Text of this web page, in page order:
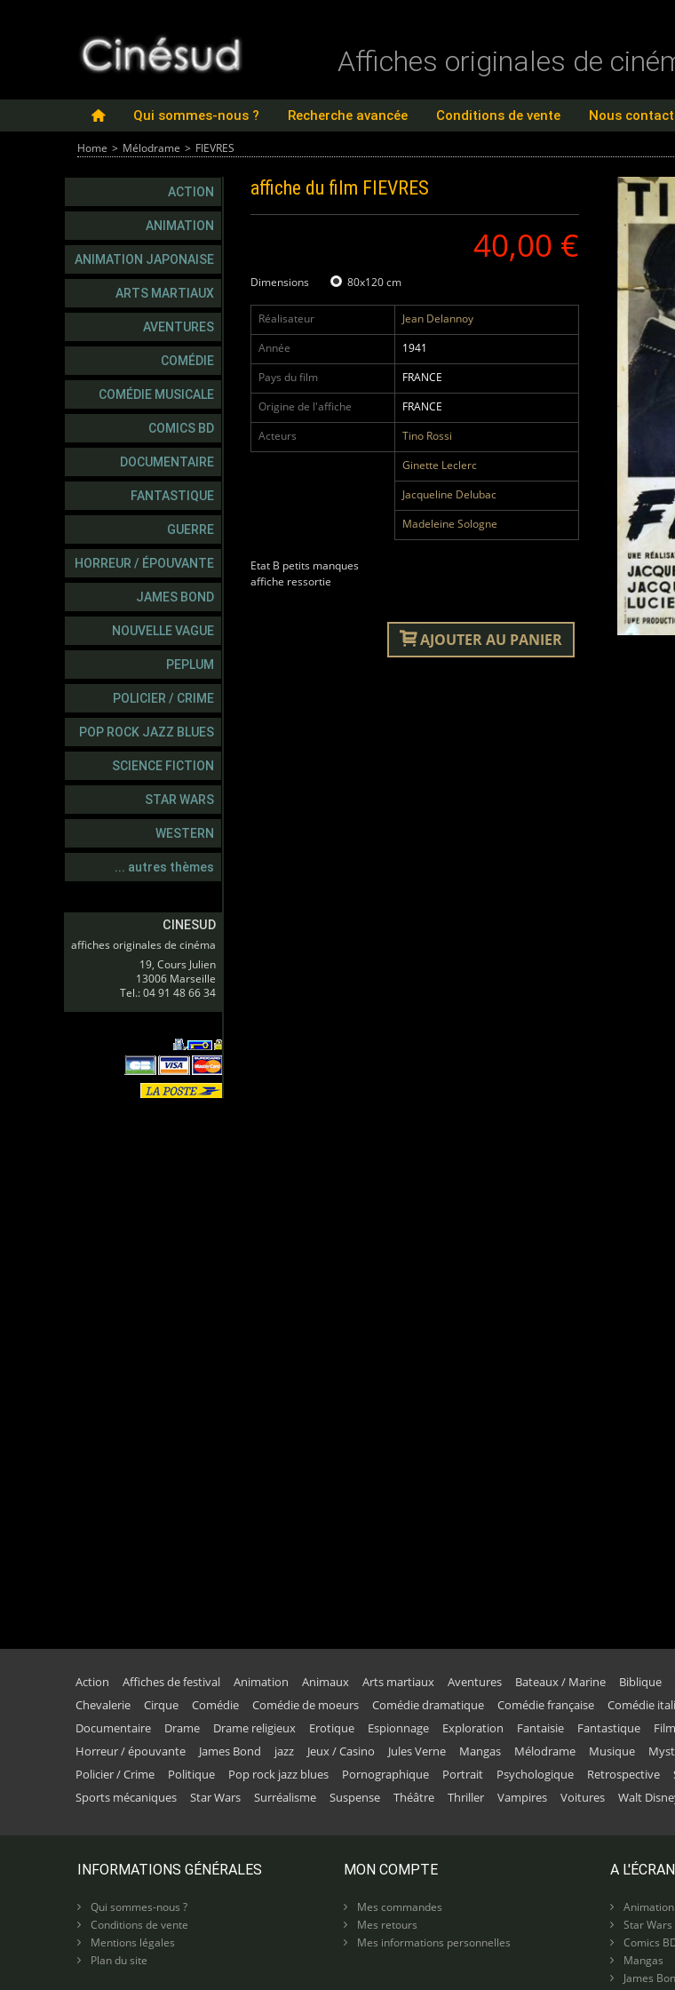
Affiches originales de
Qui sommes-nous ? Recherche avancée Conditions de vente Nous
Home > Mélodrame > FIEVRES
ACTION
ANIMATION
ANIMATION JAPONAISE
ARTS MARTIAUX
AVENTURES
COMÉDIE
COMÉDIE MUSICALE
COMICS BD
DOCUMENTAIRE
FANTASTIQUE
GUERRE
HORREUR / ÉPOUVANTE
JAMES BOND
NOUVELLE VAGUE
PEPLUM
POLICIER / CRIME
POP ROCK JAZZ BLUES
SCIENCE FICTION
STAR WARS
WESTERN
... autres thèmes
CINESUD
affiches originales de cinéma
19, Cours Julien
13006 Marseille
Tel.: 04 91 48 66 34
affiche du film FIEVRES
40,00 €
Dimensions 80x120 cm
Réalisateur
Jean Delannoy
Année
1941
Pays du film
FRANCE
Origine de l'affiche
FRANCE
Acteurs
Tino Rossi
Ginette Leclerc
Jacqueline Delubac
Madeleine Sologne
Etat B petits manques
affiche ressortie
AJOUTER AU PANIER
Action Affiches de festival Animation Animaux Arts martiaux Aventures Bateaux / Marine Biblique
Chevalerie
Cirque Comédie Comédie de moeurs Comédie dramatique Comédie française Comédie
Documentaire
Drame Drame religieux Erotique Espionnage Exploration Fantaisie Fantastique
Horreur / épouvante
James Bond jazz Jeux / Casino Jules Verne Mangas Mélodrame Musique
Policier / Crime
Politique Pop rock jazz blues Pornographique Portrait Psychologique Retrospective
Sports mécaniques
Star Wars Surréalisme Suspense Théâtre Thriller Vampires Voitures Walt
INFORMATIONS GÉNÉRALES
Qui sommes-nous ?
Conditions de vente
Mentions légales
Plan du site
MON COMPTE
Mes commandes
Mes retours
Mes informations personnelles
A L'ÉCRAN
Animation
Star Wars
Comics
Mangas
James